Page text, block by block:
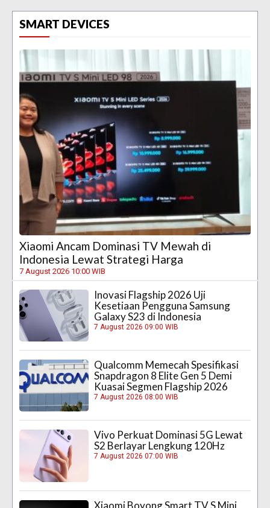
SMART DEVICES
Xiaomi Ancam Dominasi TV Mewah di
Indonesia Lewat Strategi Harga
7 August 2026 10:00 WIB
Inovasi Flagship 2026 Uji
Kesetiaan Pengguna Samsung
Galaxy S23 di Indonesia
7 August 2026 09:00 WIB
Qualcomm Memecah Spesifikasi
Snapdragon 8 Elite Gen 5 Demi
Kuasai Segmen Flagship 2026
7 August 2026 08:00 WIB
Vivo Perkuat Dominasi 5G Lewat
S2 Berlayar Lengkung 120Hz
7 August 2026 07:00 WIB
Xiaomi Boyong Smart TV S Mini